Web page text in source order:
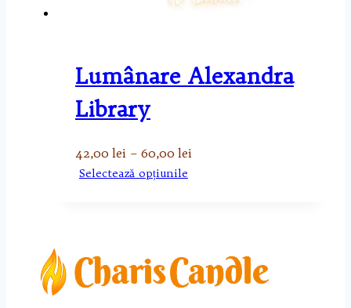
Lumânare Alexandra
Library
42,00 lei – 60,00 lei
60,00 lei
Selectează opțiunile
variații.
Opțiunile